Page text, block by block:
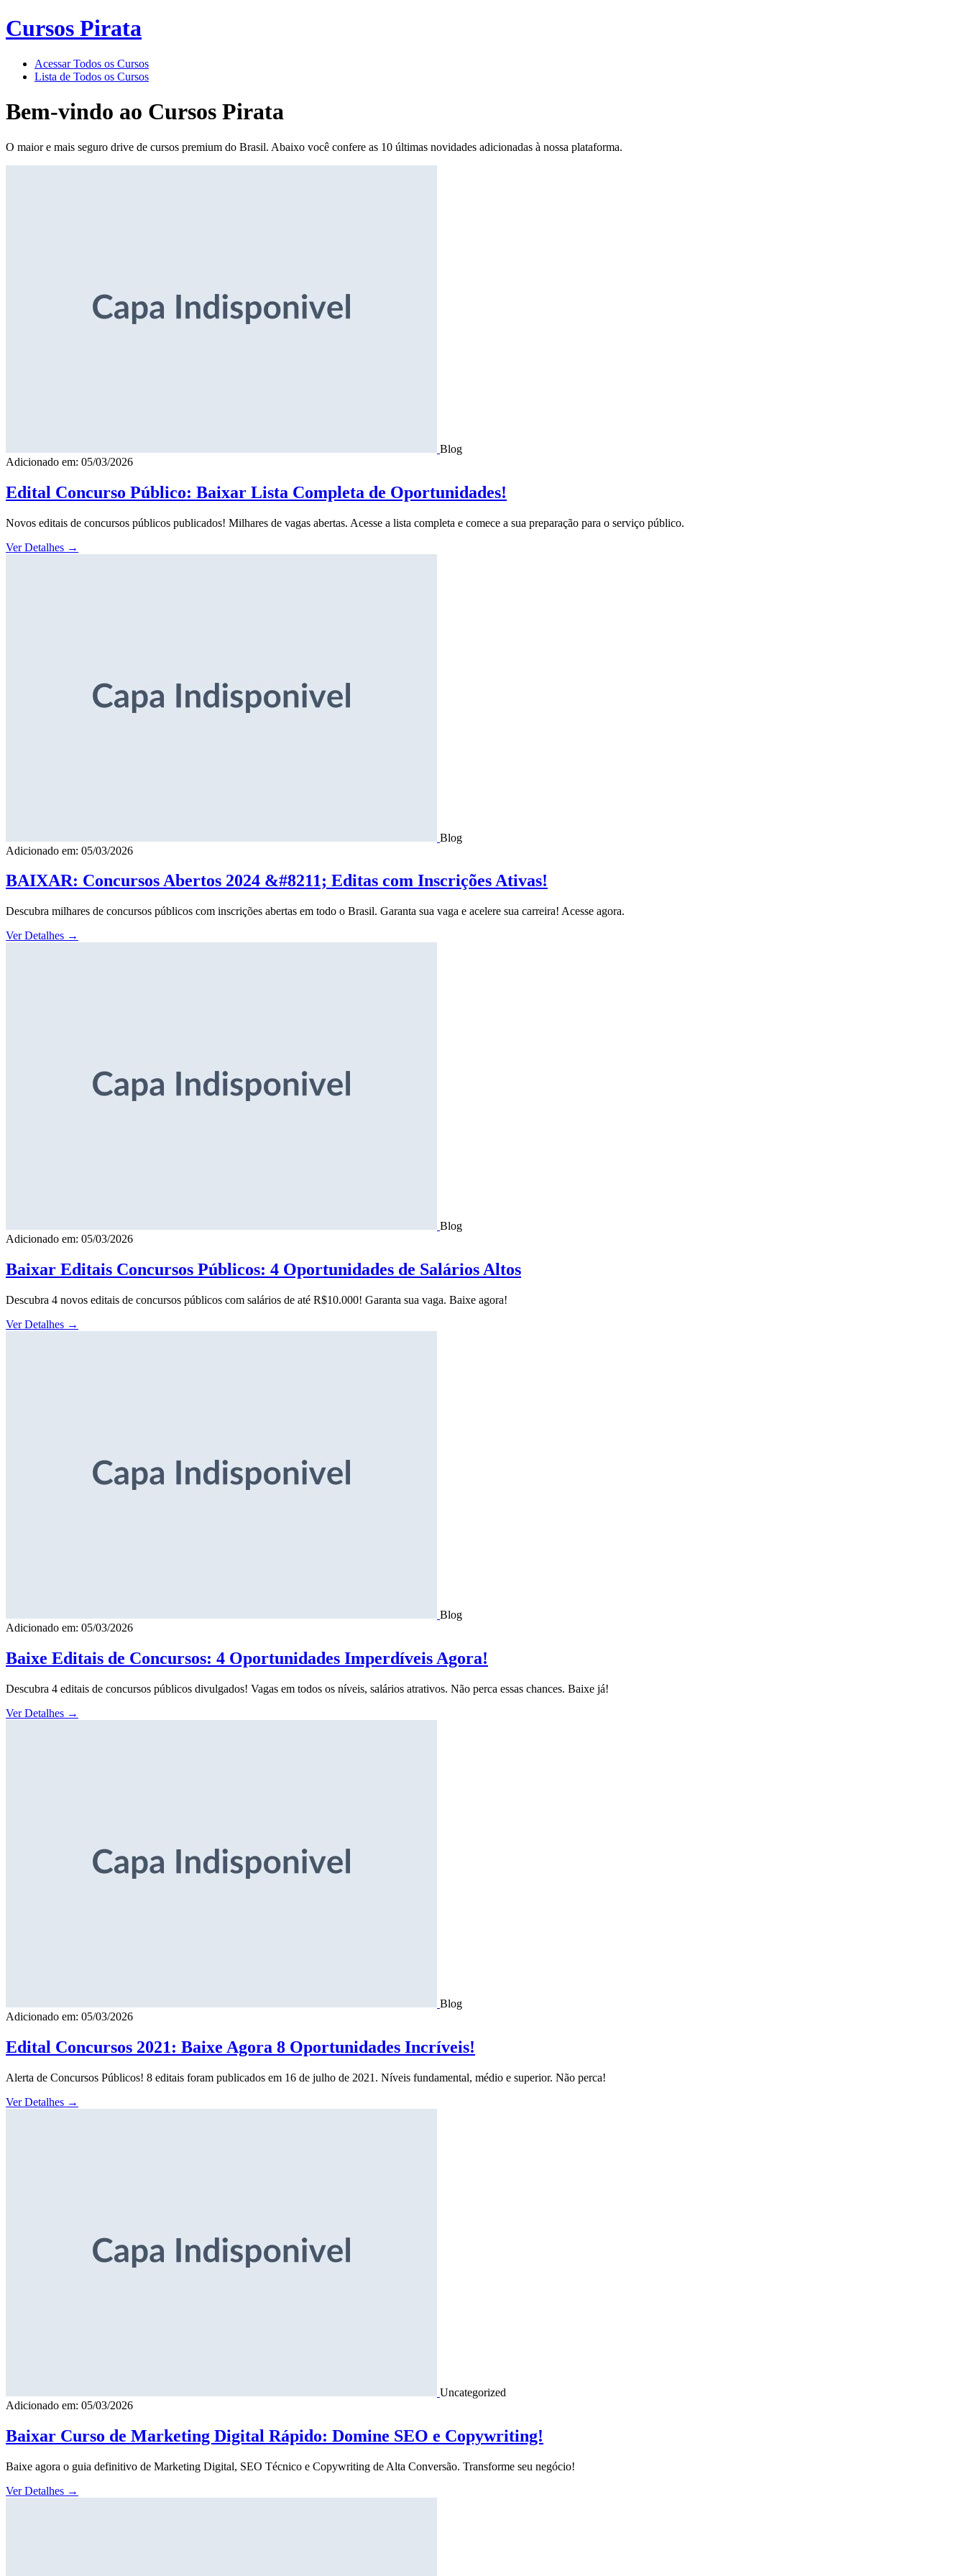
Cursos Pirata
Acessar Todos os Cursos
Lista de Todos os Cursos
Bem-vindo ao Cursos Pirata
O maior e mais seguro drive de cursos premium do Brasil. Abaixo você confere as 10 últimas novidades adicionadas à nossa plataforma.
Blog
Adicionado em: 05/03/2026
Edital Concurso Público: Baixar Lista Completa de Oportunidades!
Novos editais de concursos públicos publicados! Milhares de vagas abertas. Acesse a lista completa e comece a sua preparação para o serviço público.
Ver Detalhes →
Blog
Adicionado em: 05/03/2026
BAIXAR: Concursos Abertos 2024 &#8211; Editas com Inscrições Ativas!
Descubra milhares de concursos públicos com inscrições abertas em todo o Brasil. Garanta sua vaga e acelere sua carreira! Acesse agora.
Ver Detalhes →
Blog
Adicionado em: 05/03/2026
Baixar Editais Concursos Públicos: 4 Oportunidades de Salários Altos
Descubra 4 novos editais de concursos públicos com salários de até R$10.000! Garanta sua vaga. Baixe agora!
Ver Detalhes →
Blog
Adicionado em: 05/03/2026
Baixe Editais de Concursos: 4 Oportunidades Imperdíveis Agora!
Descubra 4 editais de concursos públicos divulgados! Vagas em todos os níveis, salários atrativos. Não perca essas chances. Baixe já!
Ver Detalhes →
Blog
Adicionado em: 05/03/2026
Edital Concursos 2021: Baixe Agora 8 Oportunidades Incríveis!
Alerta de Concursos Públicos! 8 editais foram publicados em 16 de julho de 2021. Níveis fundamental, médio e superior. Não perca!
Ver Detalhes →
Uncategorized
Adicionado em: 05/03/2026
Baixar Curso de Marketing Digital Rápido: Domine SEO e Copywriting!
Baixe agora o guia definitivo de Marketing Digital, SEO Técnico e Copywriting de Alta Conversão. Transforme seu negócio!
Ver Detalhes →